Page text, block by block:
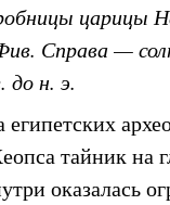
царицы
Справа —
н. э.
египетских
тайник на
оказалась